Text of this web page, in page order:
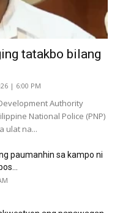
tatakbo bilang
| 6:00 PM
Authority
National Police (PNP)
ulat na...
paumanhin sa kampo ni